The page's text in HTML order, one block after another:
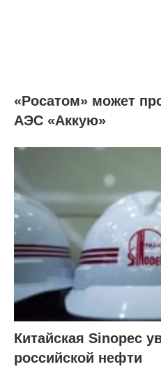
«Росатом» может
АЭС «Аккую»
Китайская Sinopec
российской нефти